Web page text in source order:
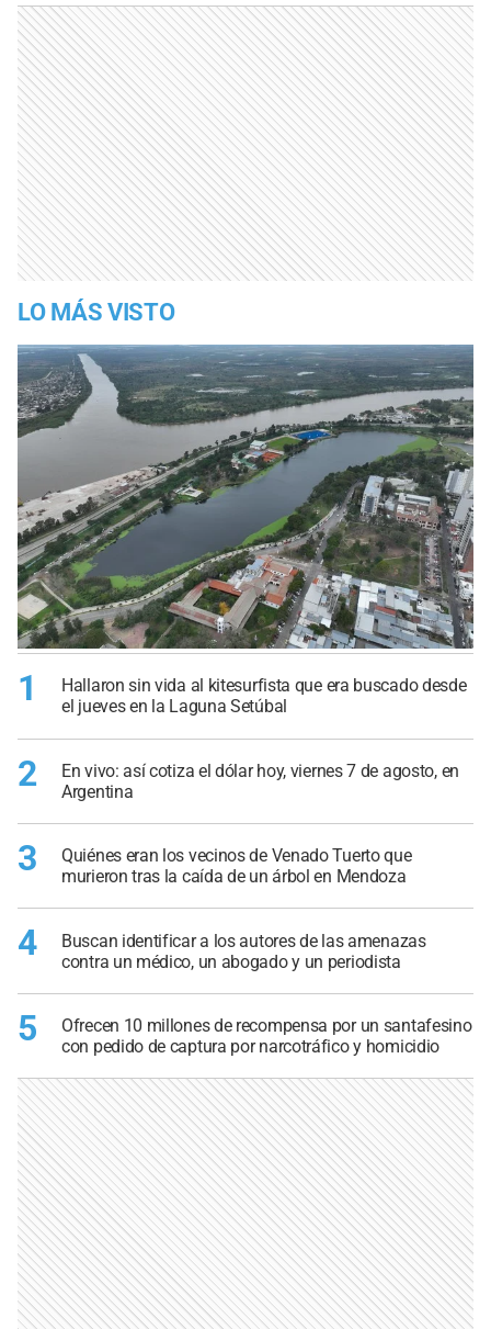
LO MÁS VISTO
1
Hallaron sin vida al kitesurfista que era buscado desde
el jueves en la Laguna Setúbal
2
En vivo: así cotiza el dólar hoy, viernes 7 de agosto, en
Argentina
3
Quiénes eran los vecinos de Venado Tuerto que
murieron tras la caída de un árbol en Mendoza
4
Buscan identificar a los autores de las amenazas
contra un médico, un abogado y un periodista
5
Ofrecen 10 millones de recompensa por un santafesino
con pedido de captura por narcotráfico y homicidio